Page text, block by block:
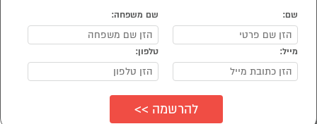
סמן להשוואה
ונוער עם לחצן מצוקה
סמן להשוואה
שם: שם משפחה:
מייל: טלפון: